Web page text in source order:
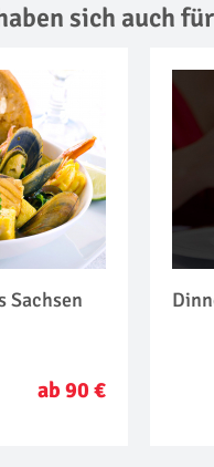
sich auch
Sachsen
ab 90 €